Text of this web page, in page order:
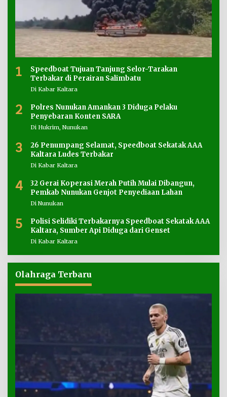
1
Speedboat Tujuan Tanjung Selor-Tarakan
Terbakar di Perairan Salimbatu
Di Kabar Kaltara
2
Polres Nunukan Amankan 3 Diduga Pelaku
Penyebaran Konten SARA
Di Hukrim, Nunukan
3
26 Penumpang Selamat, Speedboat Sekatak AAA
Kaltara Ludes Terbakar
Di Kabar Kaltara
4
32 Gerai Koperasi Merah Putih Mulai Dibangun,
Pemkab Nunukan Genjot Penyediaan Lahan
Di Nunukan
5
Polisi Selidiki Terbakarnya Speedboat Sekatak AAA
Kaltara, Sumber Api Diduga dari Genset
Di Kabar Kaltara
Olahraga Terbaru